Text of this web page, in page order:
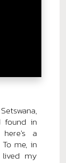
found in
here's a
me, in
lived my